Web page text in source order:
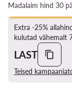
Madalaim hind 30
Extra -25%
kulutad vähemalt
LAST
Teised